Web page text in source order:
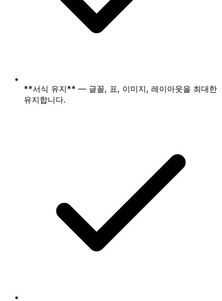
**서식 유지** — 글꼴, 표, 이미지, 레이아웃을 최대한
유지합니다.